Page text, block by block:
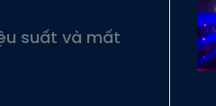
suất và mất